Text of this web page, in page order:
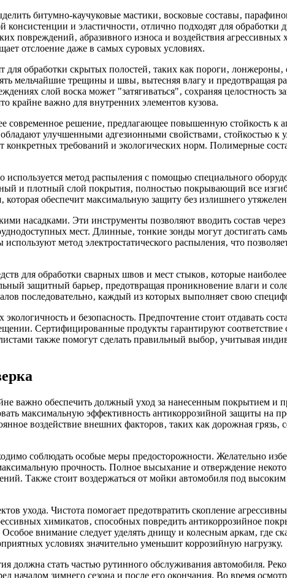
битумно-каучуковые мастики‚ восковые составы‚
консистенции и эластичности‚ отлично подходят для
повреждений‚ абразивного износа и воздействия агрессивных
отслоение даже в самых суровых условиях.
обработки скрытых полостей‚ таких как пороги‚
мельчайшие трещины и швы‚ вытесняя влагу и предотвращая
слой воска может "затягиваться"‚ сохраняя
крайне важно для внутренних элементов кузова.
современное решение‚ предлагающее повышенную стойкость
улучшенными адгезионными свойствами‚ стойкостью к
конкретных требований и экологических норм. Полимерные
используется метод распыления с помощью специального
и плотный слой покрытия‚ полностью покрывающий все
обеспечит максимальную защиту без излишнего
насадками. Эти инструменты позволяют вводить состав через
мест. Длинные‚ тонкие зонды могут достигать
метод электростатического распыления‚ что
для обработки сварных швов и мест стыков‚ которые
защитный барьер‚ предотвращая проникновение влаги и
последовательно‚ каждый из которых выполняет свою
и безопасность. Предпочтение стоит отдавать
Сертифицированные продукты гарантируют соответствие
также помогут сделать правильный выбор‚ учитывая
важно обеспечить должный уход за нанесенным покрытием и
максимальную эффективность антикоррозийной защиты на
воздействие внешних факторов‚ таких как дорожная грязь‚
соблюдать особые меры предосторожности. Желательно
прочность. Полное высыхание и отверждение
Также стоит воздержаться от мойки автомобиля под
ухода. Чистота помогает предотвратить скопление
химикатов‚ способных повредить антикоррозийное
внимание следует уделять днищу и колесным аркам‚ где
условиях значительно уменьшит коррозийную нагрузку.
должна стать частью рутинного обслуживания автомобиля.
началом зимнего сезона и после его окончания. Во время